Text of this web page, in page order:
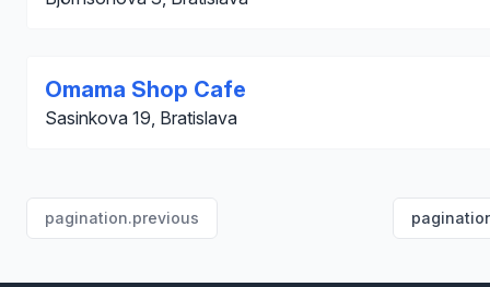
Omama Shop Cafe
Sasinkova 19, Bratislava
pagination.previous